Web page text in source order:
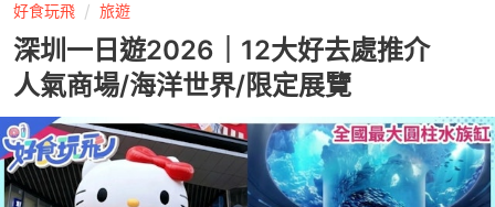
好食玩飛 旅遊
深圳一日遊2026｜12大好去處推介
人氣商場/海洋世界/限定展覽